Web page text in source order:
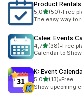
Product Rentals
5,0de 5 estrelas
(50)
50 total de
•Free
The easy way to
Calee: Events
4,7de 5 estrelas
(38)
38 total de
•Free
Calendar to
K: Event
5,0de 5 estrelas
(13)
13 total de•Free
Show upcoming